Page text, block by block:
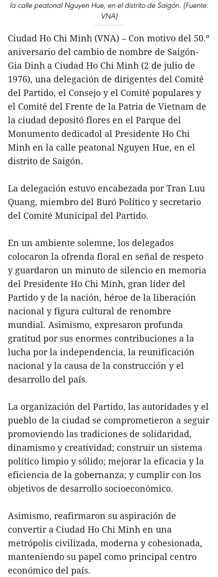
la calle peatonal Nguyen Hue, en el distrito de Saigón. (Fuente:
VNA)
Ciudad Ho Chi Minh (VNA) – Con motivo del 50.º
aniversario del cambio de nombre de Saigón-
Gia Dinh a Ciudad Ho Chi Minh (2 de julio de
1976), una delegación de dirigentes del Comité
del Partido, el Consejo y el Comité populares y
el Comité del Frente de la Patria de Vietnam de
la ciudad depositó flores en el Parque del
Monumento dedicadol al Presidente Ho Chi
Minh en la calle peatonal Nguyen Hue, en el
distrito de Saigón.
La delegación estuvo encabezada por Tran Luu
Quang, miembro del Buró Político y secretario
del Comité Municipal del Partido.
En un ambiente solemne, los delegados
colocaron la ofrenda floral en señal de respeto
y guardaron un minuto de silencio en memoria
del Presidente Ho Chi Minh, gran líder del
Partido y de la nación, héroe de la liberación
nacional y figura cultural de renombre
mundial. Asimismo, expresaron profunda
gratitud por sus enormes contribuciones a la
lucha por la independencia, la reunificación
nacional y la causa de la construcción y el
desarrollo del país.
La organización del Partido, las autoridades y el
pueblo de la ciudad se comprometieron a seguir
promoviendo las tradiciones de solidaridad,
dinamismo y creatividad; construir un sistema
político limpio y sólido; mejorar la eficacia y la
eficiencia de la gobernanza; y cumplir con los
objetivos de desarrollo socioeconómico.
Asimismo, reafirmaron su aspiración de
convertir a Ciudad Ho Chi Minh en una
metrópolis civilizada, moderna y cohesionada,
manteniendo su papel como principal centro
económico del país.